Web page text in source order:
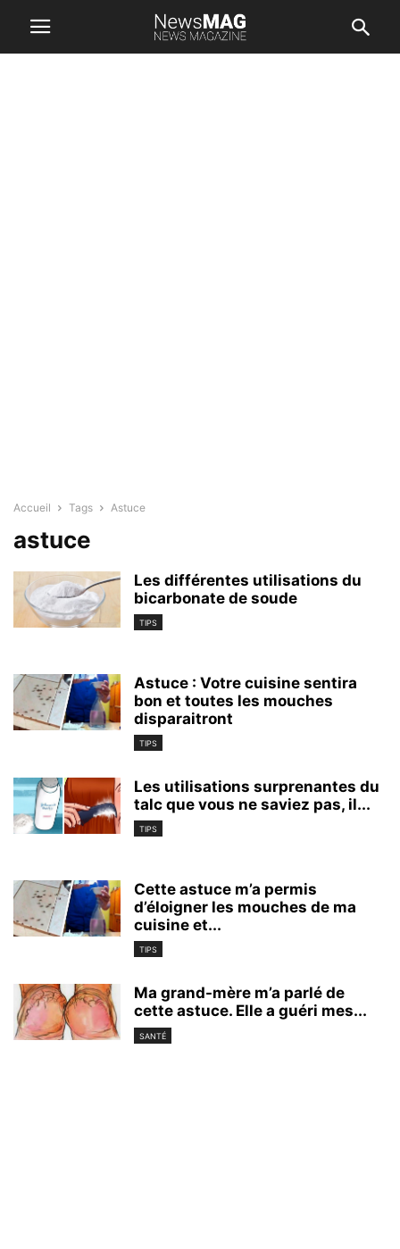
Accueil Tags Astuce
astuce
Les différentes utilisations du
bicarbonate de soude
TIPS
Astuce : Votre cuisine sentira
bon et toutes les mouches
disparaitront
TIPS
Les utilisations surprenantes du
talc que vous ne saviez pas, il...
TIPS
Cette astuce m’a permis
d’éloigner les mouches de ma
cuisine et...
TIPS
Ma grand-mère m’a parlé de
cette astuce. Elle a guéri mes...
SANTÉ